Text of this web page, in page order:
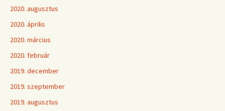
2020. augusztus
2020. április
2020. március
2020. február
2019. december
2019. szeptember
2019. augusztus